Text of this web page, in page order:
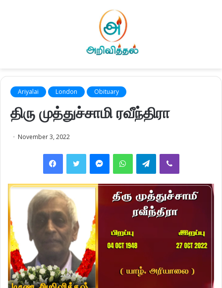
Ariyalai London Obituary
திரு முத்துச்சாமி ரவீந்திரா
November 3, 2022
FacebookTwitter MessengerWhatsAppTelegramViber